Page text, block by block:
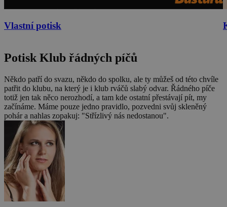
Vlastní potisk
Potisk Klub řádných píčů
Někdo patří do svazu, někdo do spolku, ale ty můžeš od této chvíle
patřit do klubu, na který je i klub rváčů slabý odvar. Řádného píče
totiž jen tak něco nerozhodí, a tam kde ostatní přestávají pít, my
začínáme. Máme pouze jedno pravidlo, pozvedni svůj skleněný
pohár a nahlas zopakuj: "Střízlivý nás nedostanou".